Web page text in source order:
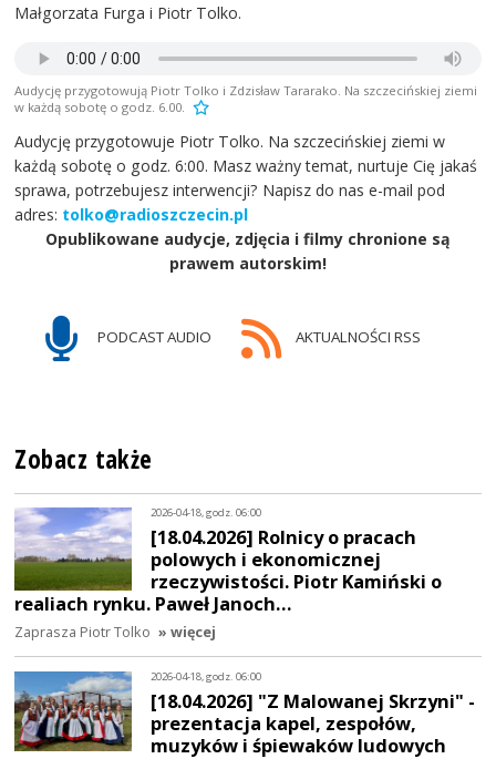
Małgorzata Furga i Piotr Tolko.
Audycję przygotowują Piotr Tolko i Zdzisław Tararako. Na szczecińskiej ziemi
w każdą sobotę o godz. 6.00.
Audycję przygotowuje Piotr Tolko. Na szczecińskiej ziemi w
każdą sobotę o godz. 6:00. Masz ważny temat, nurtuje Cię jakaś
sprawa, potrzebujesz interwencji? Napisz do nas e-mail pod
adres: tolko@radioszczecin.pl
Opublikowane audycje, zdjęcia i filmy chronione są
prawem autorskim!
PODCAST AUDIO AKTUALNOŚCI RSS
Zobacz także
2026-04-18, godz. 06:00
[18.04.2026] Rolnicy o pracach
polowych i ekonomicznej
rzeczywistości. Piotr Kamiński o
realiach rynku. Paweł Janoch…
Zaprasza Piotr Tolko » więcej
2026-04-18, godz. 06:00
[18.04.2026] "Z Malowanej Skrzyni" -
prezentacja kapel, zespołów,
muzyków i śpiewaków ludowych